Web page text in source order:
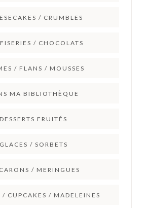
/ CRUMBLES
/ CHOCOLATS
/ FLANS / MOUSSES
MA BIBLIOTHÈQUE
DESSERTS FRUITÉS
GLACES / SORBETS
/ MERINGUES
CUPCAKES / MADELEINES